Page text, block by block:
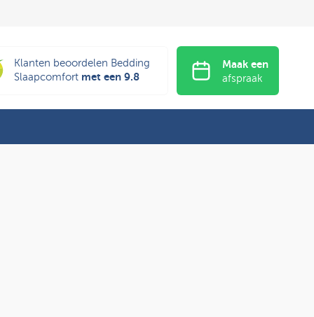
Klanten beoordelen Bedding
Slaapcomfort met een 9.8
Maak een
afspraak